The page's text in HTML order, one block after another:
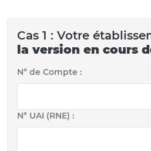
Cas 1 : Votre
la version en cours
N° de Compte :
N° UAI (RNE) :